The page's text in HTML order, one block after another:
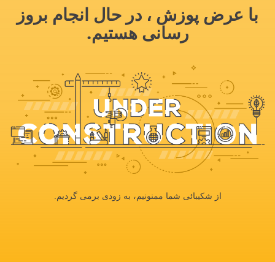
با عرض پوزش ، در حال انجام بروز
رسانی هستیم.
از شکیبائی شما ممنونیم، به زودی برمی گردیم.